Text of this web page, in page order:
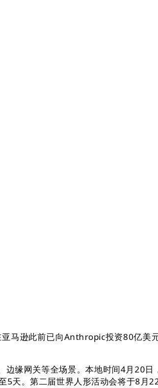
逊此前已向Anthropic投资80亿美
缘网关等全场景。本地时间4月20日
天。第二届世界人形活动会将于8月